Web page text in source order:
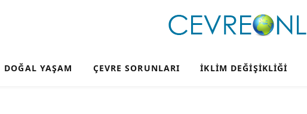
DOĞAL YAŞAM ÇEVRE SORUNLARI İKLIM DEĞIŞIKLIĞI